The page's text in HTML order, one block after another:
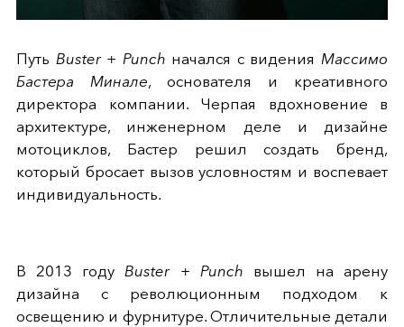
Путь Buster + Punch начался с виденияМассимо
Бастера Минале, основателя и креативного
директора компании. Черпая вдохновение в
архитектуре, инженерном деле и дизайне
мотоциклов, Бастер решил создать бренд,
который бросает вызов условностям и воспевает
индивидуальность.
В 2013 годуBuster + Punch вышел на арену
дизайна с революционным подходом к
освещению и фурнитуре. Отличительные детали